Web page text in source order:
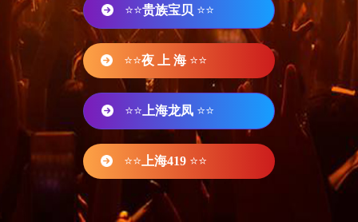
⭐⭐贵族宝贝 ⭐⭐
⭐⭐夜 上 海 ⭐⭐
⭐⭐ 上海龙凤 ⭐⭐
⭐⭐ 上海419 ⭐⭐